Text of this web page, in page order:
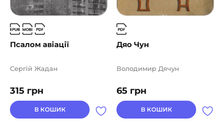
Псалом авіації
315 грн
Сергій Жадан
В КОШИК
Дяо Чун
65 грн
Володимир Дячун
В КОШИК